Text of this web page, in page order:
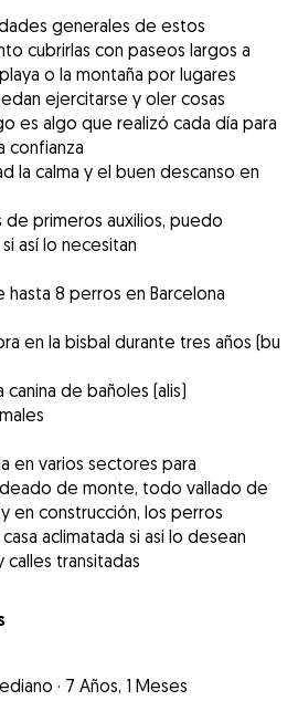
generales de estos
cubrirlas con paseos largos a
o la montaña por lugares
ejercitarse y oler cosas
es algo que realizó cada día para
confianza
la calma y el buen descanso en
primeros auxilios, puedo
así lo necesitan
8 perros en Barcelona
en la bisbal durante tres años (bu
de bañoles (alis)
en varios sectores para
de monte, todo vallado de
en construcción, los perros
aclimatada si asi lo desean
transitadas
· 7 Años, 1 Meses